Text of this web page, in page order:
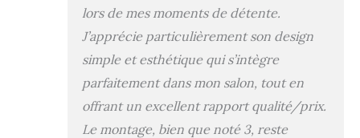
Revêtu d'un tissu
et rembourré de
mousse haute
densité 24kg/m³
avec un système
de ressorts
ensachés, notre
lors de mes moments de détente.
J’apprécie particulièrement son design
simple et esthétique qui s’intègre
parfaitement dans mon salon, tout en
offrant un excellent rapport qualité/prix.
Le montage, bien que noté 3, reste